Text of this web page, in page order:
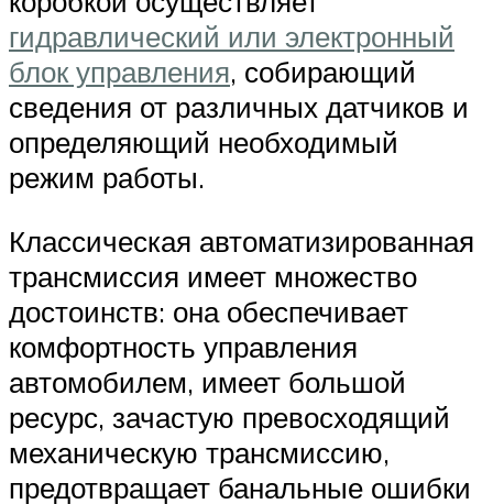
гидравлический или электронный
блок управления, собирающий
сведения от различных датчиков и
определяющий необходимый
режим работы.
Классическая автоматизированная
трансмиссия имеет множество
достоинств: она обеспечивает
комфортность управления
автомобилем, имеет большой
ресурс, зачастую превосходящий
механическую трансмиссию,
предотвращает банальные ошибки